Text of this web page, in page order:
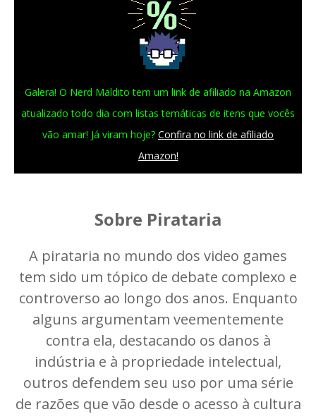
Galera! O Nerd Maldito tem um link de afiliado na Amazon
atualizado todo dia com listas temáticas de itens que vocês
vão amar! Já viram hoje? Confira no link de afiliado
Amazon!
Sobre Pirataria
A pirataria no mundo dos video games
tem sido um tópico de debate complexo e
controverso ao longo dos anos. Enquanto
alguns argumentam veementemente
contra ela, destacando os danos à
indústria e à propriedade intelectual,
outros defendem seu uso por uma série
de razões que vão desde o acesso à cultura